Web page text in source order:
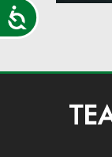
Accessibility